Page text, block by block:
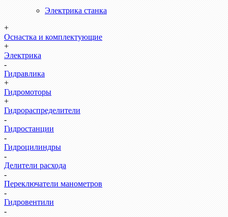
Электрика станка
+
Оснастка и комплектующие
+
Электрика
-
Гидравлика
+
Гидромоторы
+
Гидрораспределители
-
Гидростанции
-
Гидроцилиндры
-
Делители расхода
-
Переключатели манометров
-
Гидровентили
-